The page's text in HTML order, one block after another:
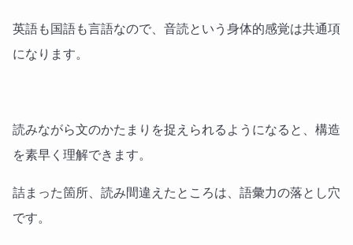
英語も国語も言語なので、音読という身体的感覚は共通項
になります。
読みながら文のかたまりを捉えられるようになると、構造
を素早く理解できます。
詰まった箇所、読み間違えたところは、語彙力の落とし穴
です。